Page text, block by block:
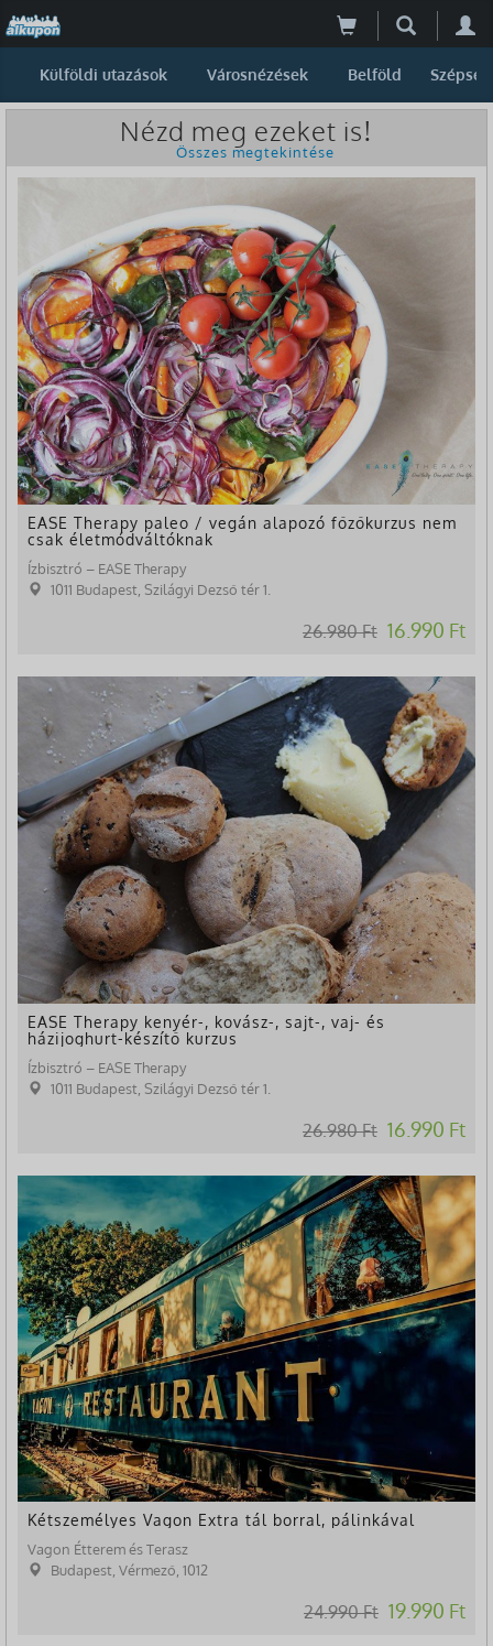
Külföldi utazások Városnézések Belföld Szépség
Nézd meg ezeket is!
Összes megtekintése
EASE Therapy paleo / vegán alapozó főzőkurzus nem
csak életmódváltóknak
Ízbisztró – EASE Therapy
1011 Budapest, Szilágyi Dezső tér 1.
26.980 Ft 16.990 Ft
-37%
EASE Therapy kenyér-, kovász-, sajt-, vaj- és
házijoghurt-készítő kurzus
Ízbisztró – EASE Therapy
1011 Budapest, Szilágyi Dezső tér 1.
26.980 Ft 16.990 Ft
-20%
Kétszemélyes Vagon Extra tál borral, pálinkával
Vagon Étterem és Terasz
Budapest, Vérmező, 1012
24.990 Ft 19.990 Ft